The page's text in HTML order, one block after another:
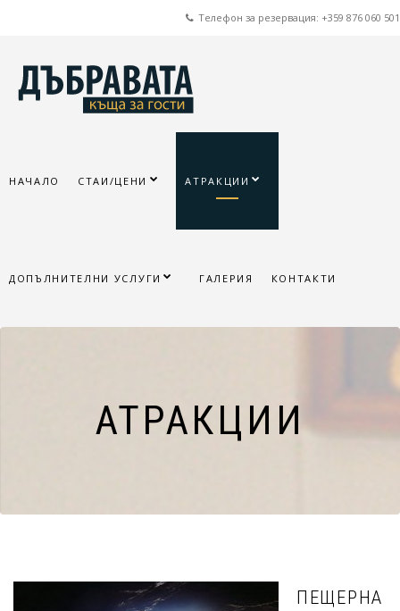
Телефон за резервация: +359 876 060 501
НАЧАЛО СТАИ/ЦЕНИ АТРАКЦИИ
ДОПЪЛНИТЕЛНИ УСЛУГИ ГАЛЕРИЯ КОНТАКТИ
АТРАКЦИИ
ПЕЩЕРНА